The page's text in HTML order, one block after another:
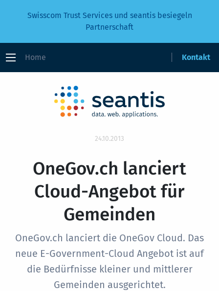
Swisscom Trust Services und seantis besiegeln
Partnerschaft
Home Kontakt
24.10.2013
OneGov.ch lanciert
Cloud-Angebot für
Gemeinden
OneGov.ch lanciert die OneGov Cloud. Das
neue E-Government-Cloud Angebot ist auf
die Bedürfnisse kleiner und mittlerer
Gemeinden ausgerichtet.